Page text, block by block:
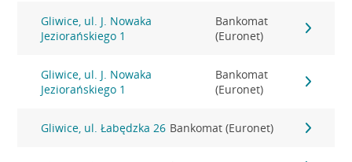
Gliwice, ul. J. Nowaka
Jeziorańskiego 1
Bankomat
(Euronet)
Gliwice, ul. J. Nowaka
Jeziorańskiego 1
Bankomat
(Euronet)
Gliwice, ul. Łabędzka 26 Bankomat (Euronet)